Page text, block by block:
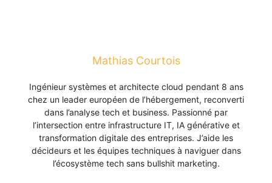
Mathias Courtois
Ingénieur systèmes et architecte cloud pendant 8 ans
chez un leader européen de l’hébergement, reconverti
dans l’analyse tech et business. Passionné par
l’intersection entre infrastructure IT, IA générative et
transformation digitale des entreprises. J’aide les
décideurs et les équipes techniques à naviguer dans
l’écosystème tech sans bullshit marketing.